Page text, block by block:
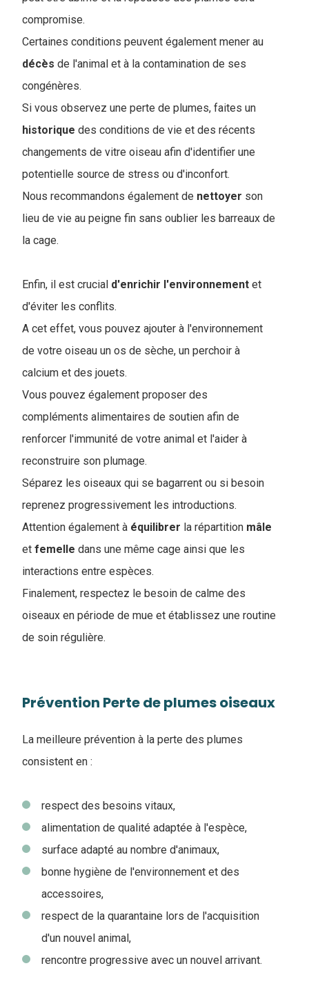
compromise.
Certaines conditions peuvent également mener au
décès de l'animal et à la contamination de ses
congénères.
Si vous observez une perte de plumes, faites un
historique des conditions de vie et des récents
changements de vitre oiseau afin d'identifier une
potentielle source de stress ou d'inconfort.
Nous recommandons également de nettoyer son
lieu de vie au peigne fin sans oublier les barreaux de
la cage.
Enfin, il est crucial d'enrichir l'environnement et
d'éviter les conflits.
A cet effet, vous pouvez ajouter à l'environnement
de votre oiseau un os de sèche, un perchoir à
calcium et des jouets.
Vous pouvez également proposer des
compléments alimentaires de soutien afin de
renforcer l'immunité de votre animal et l'aider à
reconstruire son plumage.
Séparez les oiseaux qui se bagarrent ou si besoin
reprenez progressivement les introductions.
Attention également à équilibrer la répartition mâle
et femelle dans une même cage ainsi que les
interactions entre espèces.
Finalement, respectez le besoin de calme des
oiseaux en période de mue et établissez une routine
de soin régulière.
Prévention Perte de plumes oiseaux
La meilleure prévention à la perte des plumes
consistent en :
respect des besoins vitaux,
alimentation de qualité adaptée à l'espèce,
surface adapté au nombre d'animaux,
bonne hygiène de l'environnement et des
accessoires,
respect de la quarantaine lors de l'acquisition
d'un nouvel animal,
rencontre progressive avec un nouvel arrivant.